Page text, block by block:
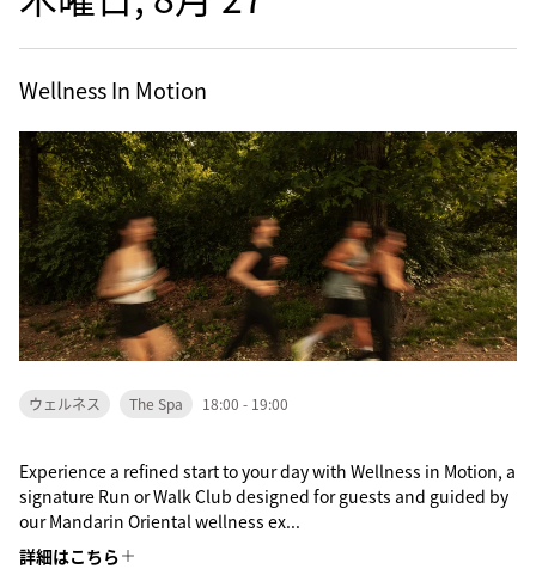
Wellness In Motion
ウェルネス The Spa 18:00 - 19:00
Experience a refined start to your day with Wellness in Motion, a
signature Run or Walk Club designed for guests and guided by
our Mandarin Oriental wellness ex...
詳細はこちら